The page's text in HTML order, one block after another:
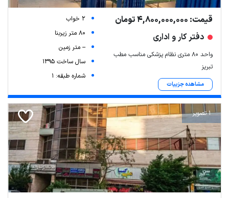
قیمت: 4,800,000,000 تومان
دفتر کار و اداری
واحد ۸۰ متری نظام پزشکی مناسب مطب
تبریز
مشاهده جزییات
2 خواب
80 متر زیربنا
-- متر زمین
سال ساخت 1395
شماره طبقه: 1
1 تصویر